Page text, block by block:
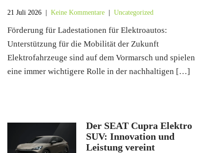
21 Juli 2026 Keine Kommentare Uncategorized
Förderung für Ladestationen für Elektroautos:
Unterstützung für die Mobilität der Zukunft
Elektrofahrzeuge sind auf dem Vormarsch und spielen
eine immer wichtigere Rolle in der nachhaltigen […]
Der SEAT Cupra Elektro
SUV: Innovation und
Leistung vereint